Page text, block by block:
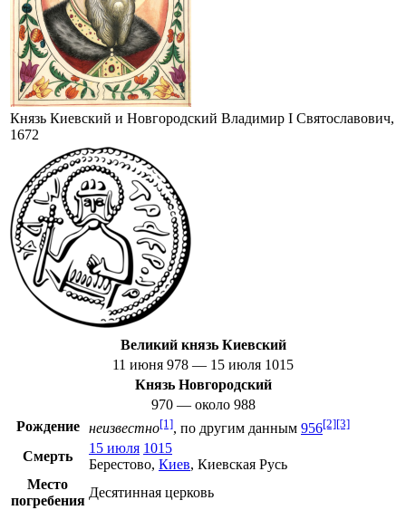
Князь Киевский и Новгородский Владимир I Святославович,
1672
Великий князь Киевский
11 июня 978 — 15 июля 1015
Князь Новгородский
970— около 988
Рождение
неизвестно[1], по другим данным 956[2][3]
Смерть
15 июля 1015
Берестово, Киев, Киевская Русь
Место
погребения
Десятинная церковь